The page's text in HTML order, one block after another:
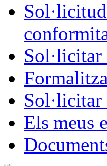
Sol·licitar
Sol·licitar
Els meus